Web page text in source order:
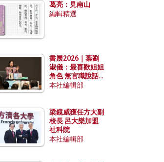
葛亮：見南山
編輯精選
書展2026｜葉劉
淑儀：最喜歡姐姐
角色 無官職說話
包袱少
本社編輯部
梁鏡威獲任方大副
校長 呂大樂加盟
社科院
本社編輯部